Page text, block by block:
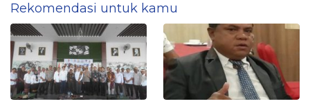
Rekomendasi untuk kamu